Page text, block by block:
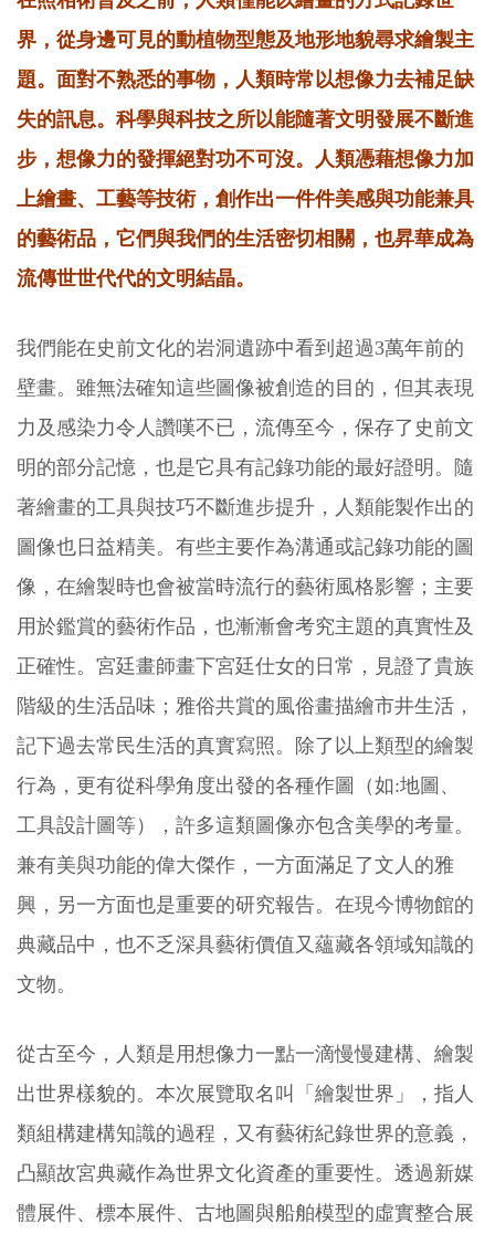
界，從身邊可見的動植物型態及地形地貌尋求繪製主
題。面對不熟悉的事物，人類時常以想像力去補足缺
失的訊息。科學與科技之所以能隨著文明發展不斷進
步，想像力的發揮絕對功不可沒。人類憑藉想像力加
上繪畫、工藝等技術，創作出一件件美感與功能兼具
的藝術品，它們與我們的生活密切相關，也昇華成為
流傳世世代代的文明結晶。
我們能在史前文化的岩洞遺跡中看到超過3萬年前的
壁畫。雖無法確知這些圖像被創造的目的，但其表現
力及感染力令人讚嘆不已，流傳至今，保存了史前文
明的部分記憶，也是它具有記錄功能的最好證明。隨
著繪畫的工具與技巧不斷進步提升，人類能製作出的
圖像也日益精美。有些主要作為溝通或記錄功能的圖
像，在繪製時也會被當時流行的藝術風格影響；主要
用於鑑賞的藝術作品，也漸漸會考究主題的真實性及
正確性。宮廷畫師畫下宮廷仕女的日常，見證了貴族
階級的生活品味；雅俗共賞的風俗畫描繪市井生活，
記下過去常民生活的真實寫照。除了以上類型的繪製
行為，更有從科學角度出發的各種作圖（如:地圖、
工具設計圖等），許多這類圖像亦包含美學的考量。
兼有美與功能的偉大傑作，一方面滿足了文人的雅
興，另一方面也是重要的研究報告。在現今博物館的
典藏品中，也不乏深具藝術價值又蘊藏各領域知識的
文物。
從古至今，人類是用想像力一點一滴慢慢建構、繪製
出世界樣貌的。本次展覽取名叫「繪製世界」，指人
類組構建構知識的過程，又有藝術紀錄世界的意義，
凸顯故宮典藏作為世界文化資產的重要性。透過新媒
體展件、標本展件、古地圖與船舶模型的虛實整合展